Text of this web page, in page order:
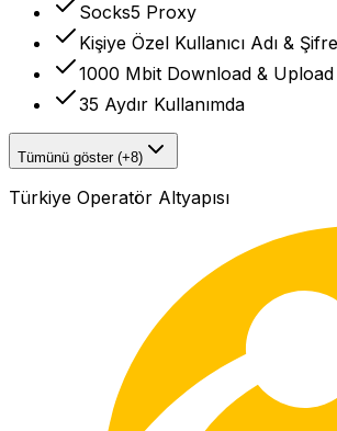
Socks5 Proxy
Kişiye Özel Kullanıcı Adı & Şifre
1000 Mbit Download & Upload
35 Aydır Kullanımda
Tümünü göster (+8)
Türkiye Operatör Altyapısı